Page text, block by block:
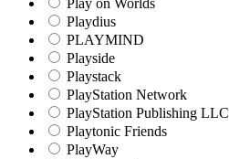
Play on Worlds
Playdius
PLAYMIND
Playside
Playstack
PlayStation Network
PlayStation Publishing LLC
Playtonic Friends
PlayWay